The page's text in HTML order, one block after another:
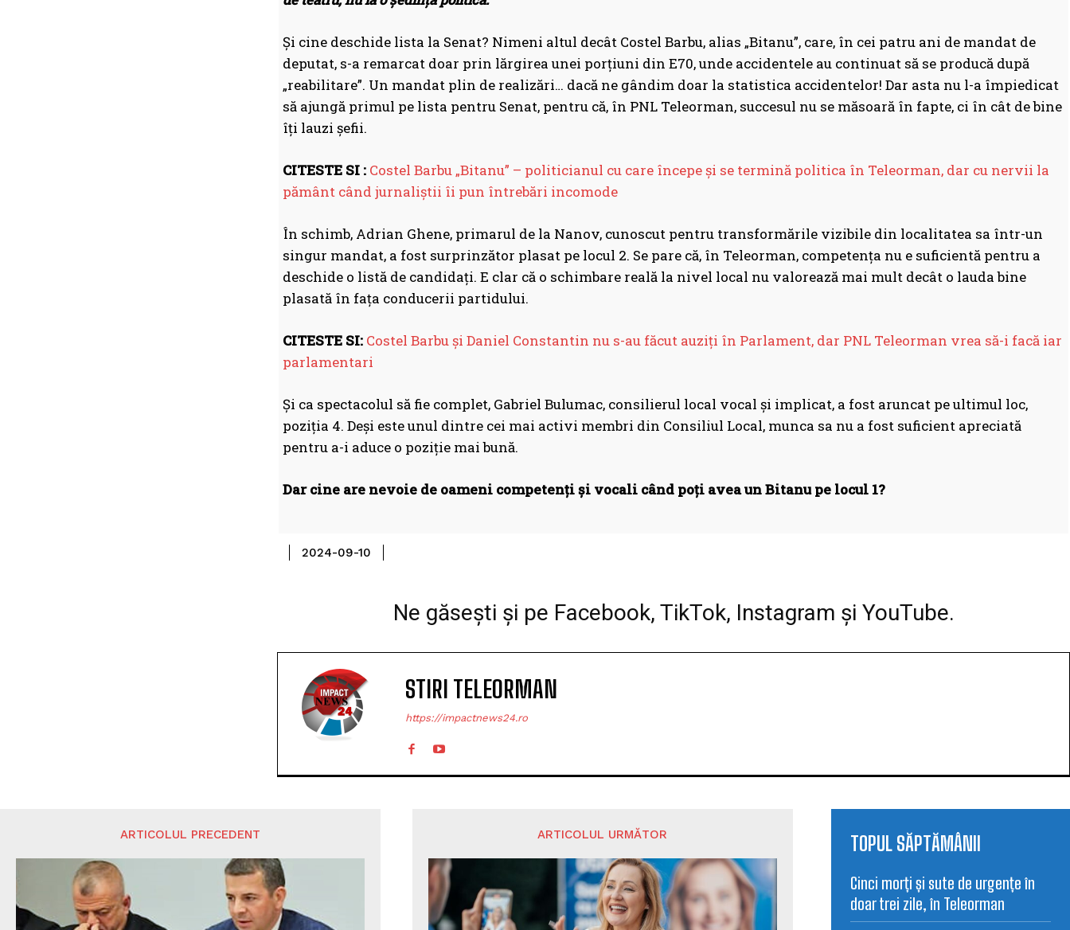
Și cine deschide lista la Senat? Nimeni altul decât Costel Barbu, alias „Bitanu”, care, în cei patru ani de mandat de
deputat, s-a remarcat doar prin lărgirea unei porțiuni din E70, unde accidentele au continuat să se producă după
„reabilitare”. Un mandat plin de realizări… dacă ne gândim doar la statistica accidentelor! Dar asta nu l-a împiedicat
să ajungă primul pe lista pentru Senat, pentru că, în PNL Teleorman, succesul nu se măsoară în fapte, ci în cât de bine
îți lauzi șefii.
CITESTE SI : Costel Barbu „Bitanu” – politicianul cu care începe și se termină politica în Teleorman, dar cu nervii la
pământ când jurnaliștii îi pun întrebări incomode
În schimb, Adrian Ghene, primarul de la Nanov, cunoscut pentru transformările vizibile din localitatea sa într-un
singur mandat, a fost surprinzător plasat pe locul 2. Se pare că, în Teleorman, competența nu e suficientă pentru a
deschide o listă de candidați. E clar că o schimbare reală la nivel local nu valorează mai mult decât o lauda bine
plasată în fața conducerii partidului.
CITESTE SI: Costel Barbu și Daniel Constantin nu s-au făcut auziți în Parlament, dar PNL Teleorman vrea să-i facă iar
parlamentari
Și ca spectacolul să fie complet, Gabriel Bulumac, consilierul local vocal și implicat, a fost aruncat pe ultimul loc,
poziția 4. Deși este unul dintre cei mai activi membri din Consiliul Local, munca sa nu a fost suficient apreciată
pentru a-i aduce o poziție mai bună.
Dar cine are nevoie de oameni competenți și vocali când poți avea un Bitanu pe locul 1?
2024-09-10
Ne găsești și pe Facebook, TikTok, Instagram și YouTube.
STIRI TELEORMAN
https://impactnews24.ro
ARTICOLUL PRECEDENT ARTICOLUL URMĂTOR TOPUL SĂPTĂMÂNII
Cinci morți și sute de urgențe în
doar trei zile, în Teleorman